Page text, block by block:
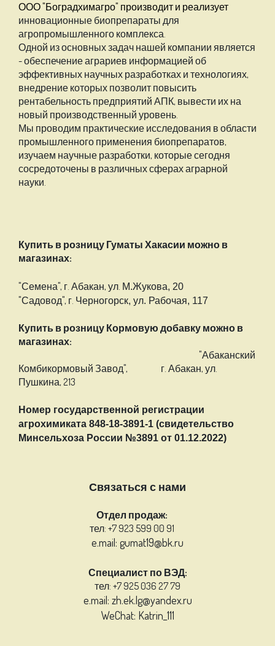
ООО "Боградхимагро" производит и реализует
инновационные биопрепараты для
агропромышленного комплекса.
Одной из основных задач нашей компании является
- обеспечение аграриев информацией об
эффективных научных разработках и технологиях,
внедрение которых позволит повысить
рентабельность предприятий АПК, вывести их на
новый производственный уровень.
Мы проводим практические исследования в области
промышленного применения биопрепаратов,
изучаем научные разработки, которые сегодня
сосредоточены в различных сферах аграрной
науки.
Купить в розницу Гуматы Хакасии можно в
магазинах:
"Семена", г. Абакан, ул. М.Жукова, 20
"Садовод", г. Черногорск, ул. Рабочая, 117
Купить в розницу Кормовую добавку можно в
магазинах:
"Абаканский
Комбикормовый Завод", г. Абакан, ул.
Пушкина, 213
Номер государственной регистрации
агрохимиката 848-18-3891-1 (свидетельство
Минсельхоза России №3891 от 01.12.2022)
Связаться с нами
Отдел продаж:
тел: +7 923 599 00 91
e.mail: gumat19@bk.ru
Специалист по ВЭД:
тел: +7 925 036 27 79
e.mail: zh.ek.lg@yandex.ru
WeChat: Katrin_111